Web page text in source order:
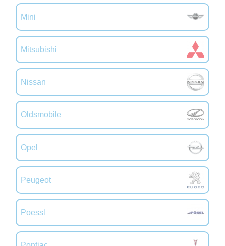
Mini
Mitsubishi
Nissan
Oldsmobile
Opel
Peugeot
Poessl